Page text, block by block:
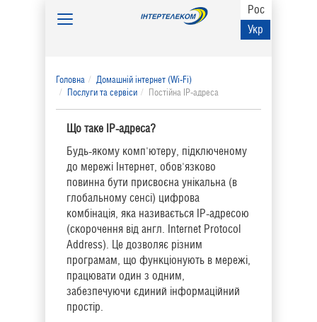
Рос
Укр
Toggle
Головна
Домашній інтернет (Wi-Fi)
Послуги та сервіси
Постійна IP-адреса
Що таке IP-адреса?
Будь-якому комп'ютеру, підключеному
до мережі Інтернет, обов'язково
повинна бути присвоєна унікальна (в
глобальному сенсі) цифрова
комбінація, яка називається IP-адресою
(скорочення від англ. Internet Protocol
Address). Це дозволяє різним
програмам, що функціонують в мережі,
працювати один з одним,
забезпечуючи єдиний інформаційний
простір.